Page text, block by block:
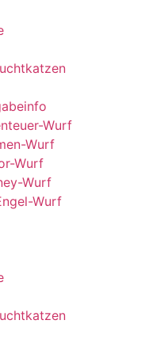
Wurf
Wurf
Wurf
Wurf
Wurf